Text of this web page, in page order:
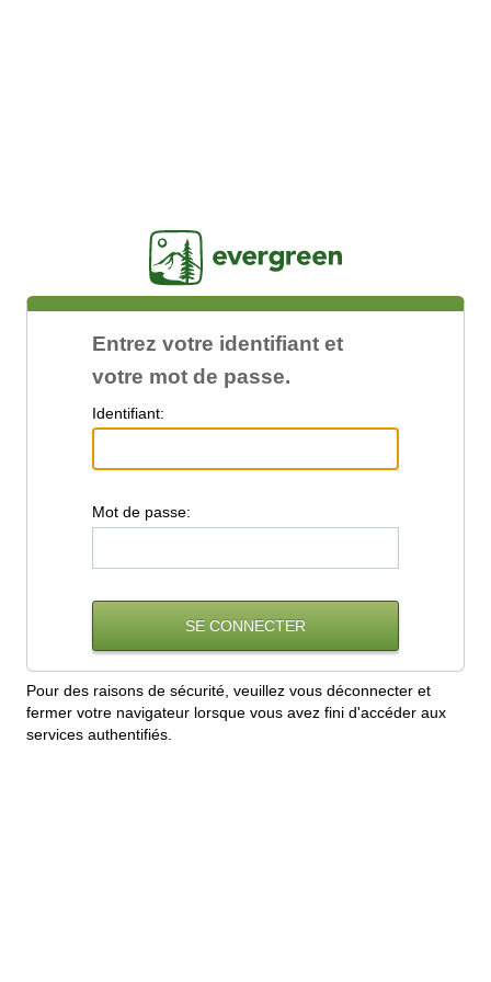
Entrez votre identifiant et
votre mot de passe.
Identifiant:
Mot de passe:
Pour des raisons de sécurité, veuillez vous déconnecter et
fermer votre navigateur lorsque vous avez fini d'accéder aux
services authentifiés.